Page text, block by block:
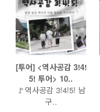
[투어] <역사공감 3!4!
5! 투어> 10..
🚩역사공감 3!4!5! 남
구..